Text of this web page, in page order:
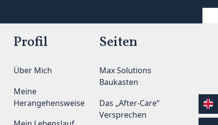
Profil
Über Mich
Meine
Herangehensweise
Seiten
Max Solutions
Baukasten
Das „After-Care“
Versprechen